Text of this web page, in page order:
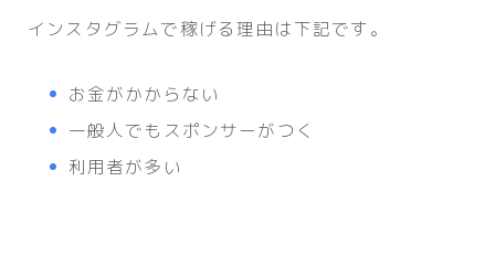
インスタグラムで稼げる理由は下記です。
お金がかからない
一般人でもスポンサーがつく
利用者が多い